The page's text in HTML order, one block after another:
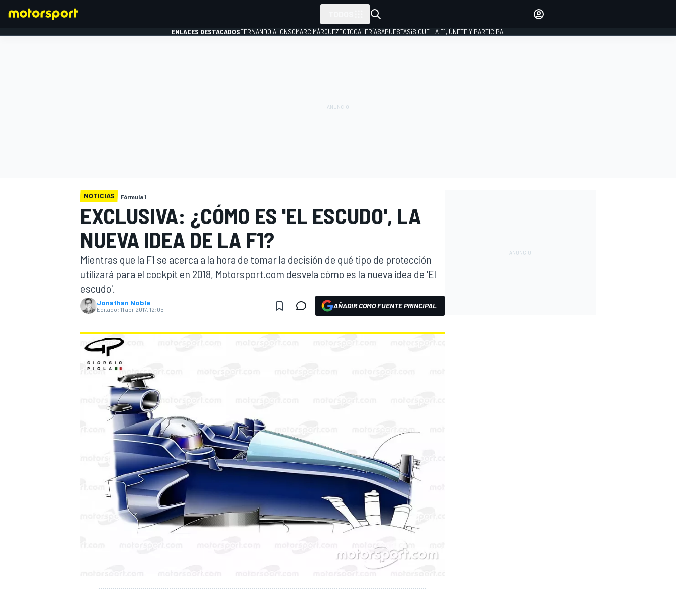
ENLACES DESTACADOSFERNANDO ALONSOMARC MÁRQUEZFOTOGALERÍASAPUESTAS¡SIGUE LA F1, ÚNETE Y PARTICIPA!
NOTICIAS Fórmula 1
EXCLUSIVA: ¿CÓMO ES 'EL ESCUDO', LA
NUEVA IDEA DE LA F1?
Mientras que la F1 se acerca a la hora de tomar la decisión de qué tipo de protección
utilizará para el cockpit en 2018, Motorsport.com desvela cómo es la nueva idea de 'El
escudo'.
Jonathan Noble
Editado: 11 abr 2017, 12:05 AÑADIR COMO FUENTE PRINCIPAL